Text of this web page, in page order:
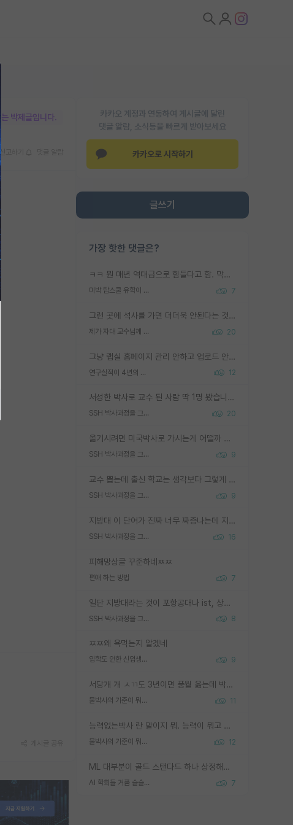
카카오 계정과 연동하여 게시글에 달린
댓글 알람, 소식등을 빠르게 받아보세요
카카오로 시작하기
글쓰기
가장 핫한 댓글은?
ㅋㅋ 뭔 매년 역대급으로 힘들다고 함. 막상 보면 별로 변한건 없음.
미박 탑스쿨 유학이 빡세진 이유 7
그런 곳에 석사를 가면 더더욱 안된다는 것을 깨달으시면 된겁니다!
제가 자대 교수님께 무례하게 행동한 걸까요? 20
그냥 랩실 홈페이지 관리 안하고 업로드 안한거 아님?
연구실적이 4년의 공백이 있는거 어떻게 생각하냐 12
서성한 박사로 교수 된 사람 딱 1명 봤습니다. 근데 지방대 박사로 교수된 거는 기적이 일어나야되요. 서성한 학부부터여도 빡센게 교수임용일텐데 지방대박사로 무슨 교수가 되나요...... 중소기업/중견기업 팀장급/연구소장급이나 될거 같네요.
SSH 박사과정을 그만두고 지방대 박사로 옮기면 교수의 꿈은 끝일까요? 20
옮기시려면 미국박사로 가시는게 어떨까 싶네요. 교수가 꿈이면 미국박사 하고 미국교수 까지 같이 노리시는게 기회가 많지 않을까요?
SSH 박사과정을 그만두고 지방대 박사로 옮기면 교수의 꿈은 끝일까요? 9
교수 뽑는데 출신 학교는 생각보다 그렇게 안 봄. 앞으로는 더 안 보게 될거임. 박사는 어디서 진행해도 됨. 단, 제대로 쌓고 좋은 실적 만들 수 있다면. 그런데 지방대는 그럴 가능성이 지극히 낮음. 나만 열심히 잘 하면 된다? 인간은 주변 환경에 지배되는 나약한 존재임. 주변의 지방대 대학원생과 섞이고 지방 특유의 여유로움 또는 나쁘게 얘기해서 나태함에 젖어 살다보면 교수의 꿈 자체를 잊어버리게 될 가능성도 있음. 주변 환경이 70~80%임.
SSH 박사과정을 그만두고 지방대 박사로 옮기면 교수의 꿈은 끝일까요? 9
지방대 이 단어가 진짜 너무 짜증나는데 지방대면 다 그냥 쓰레기인가요? 무슨 말 같지도 않은 댓글들이 있는건지??? 지방에도 충분히 좋은 대학 많고 충분히 잘하는 교수님들 많습니다 포항공대 4개 IST 대표 지거국들 여기 모두 다 지방에 있고 여기 출신들 중에 교수하는 분들 적지 않습니다 지거국 출신이 무슨 교수를 하냐?라고 생각할 사람들 많은데 상위 대표 지거국에 아웃라이어들 많습니다 결국 개인의 연구역량과 실적이 중요합니다 이 역량을 펼치는데 있어서 지도교수와의 합도 중요합니다. 그리고 경력이 필요하면 해외포닥까지 다녀오세요
SSH 박사과정을 그만두고 지방대 박사로 옮기면 교수의 꿈은 끝일까요? 16
피해망상글 꾸준하네ㅉㅉ
편애 하는 방법 7
일단 지방대라는 것이 포항공대나 ist, 상위 지거국은 아니라고 생각하겠습니다. 그런곳은 서성한에 비해 소위 대학 네임밸류가 크게 뒤떨어지지는 않으니까요. 대학 이름이 중요하냐? 당연합니다. 대학 이름이 좋아서 좋은 아웃풋이 나오는 것이냐, 좋은 대학은 좋은 사람과 좋은 기회가 몰려있으니 아웃풋도 자연스럽게 좋아지는 것이냐? 대답하기 어려운 문제입니다. 아직 한국 사회에서 학벌을 보는 것도, 특히 이공계를 중심으로 학벌보다는 실적 위주라는 분위기가 형성되는 것도 사실입니다. 지방대 출신으로 전임교수가 될수 있느냐? 가능 불가능을 따지면 당연히 가능입니다. 지방대 박사 출신으로 전임교원이 된 경우가 실제로 있으니까요. 현실적인 가능성이 있느냐? 지금 이정도 대학의 교수가 되고싶다고 생각되는 대학 들어가서 컴공과 교수 목록 켜고 박사 어디서 받았는지 쭉 한번 보세요. 냉정하게 지방대 출신인 분들이 많지는 않으실겁니다.
SSH 박사과정을 그만두고 지방대 박사로 옮기면 교수의 꿈은 끝일까요? 8
ㅉㅉ왜 욕먹는지 알겠네
입학도 안한 신입생이 원래 관심을 받나요 9
서당개 개 ㅅㄲ도 3년이면 풍월 읊는데 박사 5년 이상 대리고 있으면서 물된건 교수 탓 맞는ㄱ게 거기가 서당이 아니란 소리임
물박사의 기준이 뭐임? 11
능력없는박사 란 말이지 뭐. 능력이 뭐고 능력이 있다는게 뭔지는 사람마다 기준이 다르니까 얘기해봐야 서로 자기 기준만 얘기해서 논쟁이 끝이 안나고. 주위에서 능력있고 야심있는 신입생이 교수가 유의미한 피드백을 아예 안주면서 제대로된 과제에 참여해볼 기회도 제공하지 않고 잡일 뺑뺑이만 돌려서 맨날 단순작업만 하면서 밤새다가 눈빛이 점점 죽어가는걸 본 사람은 물박사는 교수탓이라고 하고, 교수는 이것저것 알려도 주고 기회도 주고 사수 동기 붙여주면서 어떻게든 끌고가려고 하는데 본인이 매일 뺀질거리면서 출근 하는둥마는둥 하다가 기껏 와서도 폰이나 쳐다보다가 실험 망치고 저녁약속있어서 먼저 가볼게요~ 하는걸 본 사람은 물박사는 본인탓이라고 함.
물박사의 기준이 뭐임? 12
ML 대부분이 골드 스탠다드 하나 상정해놓고 (벤치마크 데이터셋이 여러 개면 여러 개 상정) 그거 얼마나 잘 맞추나 싸움임 가끔 번뜩이는 설계 철학을 보여주는 논문들도 있지만 대부분 그거 성적 얼마나 더 올리느라에 혈안이 되어 있는 측면이 잇음
AI 학회들 거품 슬슬 지적이 나오네요 7
박제글입니다.
신고하기